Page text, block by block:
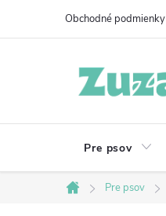
Obchodné podmienky
Pre psov
Domov
Pre psov